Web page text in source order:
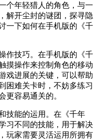
个年轻猎人的角色，与一
解开尘封的谜团，探寻隐
一下如何在手机版的《千
作技巧。在手机版的《千
摸操作来控制角色的移动
戏进展的关键，可以帮助
困难关卡时，不妨多练习
更容易通关的。
技能的运用。在《千年
习不同的技能，用于解决
玩家需要灵活运用所拥有